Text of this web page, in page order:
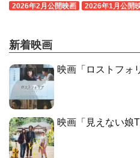
2026年2月公開映画
2026年1月公開
新着映画
映画「ロストフォ
映画「見えない娘